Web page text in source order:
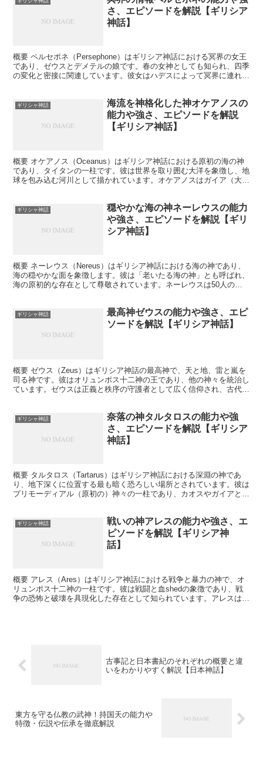
さ、エピソードを解説【ギリシア
神話】
概要 ペルセポネ（Persephone）はギリシア神話における冥界の女王
であり、ゼウスとデメテルの娘です。春の女神としても知られ、四季
の変化と密接に関連しています。彼女はハデスによって冥界に連れ去
ギリシャ神話
海流を神格化した神オケアノスの
能力や強さ、エピソードを解説
【ギリシア神話】
概要 オケアノス（Oceanus）はギリシア神話における原初の海の神
であり、タイタンの一柱です。彼は世界を取り囲む大洋を象徴し、地
球を包み込む河川として描かれています。オケアノスはガイア（大
ギリシャ神話
穏やかな海の神ネーレウスの能力
や強さ、エピソードを解説【ギリ
シア神話】
概要 ネーレウス（Nereus）はギリシア神話における海の神であり、
海の穏やかな面を象徴します。彼は「老いたる海の神」とも呼ばれ、
海の原初的な存在として尊敬されています。ネーレウスは50人の美
ギリシャ神話
最高神ゼウスの能力や強さ、エピ
ソードを解説【ギリシア神話】
概要 ゼウス（Zeus）はギリシア神話の最高神で、天と地、雷と嵐を
司る神です。彼はオリュンポス十二神の王であり、他の神々を統治し
ています。ゼウスは正義と秩序の守護者として広く信仰され、古代ギ
ギリシャ神話
奈落の神タルタロスの能力や強
さ、エピソードを解説【ギリシア
神話】
概要 タルタロス（Tartarus）はギリシア神話における深淵の神であ
り、地下深くに位置する最も暗く恐ろしい場所とされています。彼は
プリモーディアル（原初の）神々の一柱であり、カオスやガイアと同
ギリシャ神話
戦いの神アレスの能力や強さ、エ
ピソードを解説【ギリシア神
話】
概要 アレス（Ares）はギリシア神話における戦争と暴力の神で、オ
リュンポス十二神の一柱です。彼は戦闘と血shedの象徴であり、戦
争の恐怖と破壊を具現化した存在として知られています。アレスはロ
古事記と日本書紀のそれぞれの概要と違
いをわかりやすく解説【日本神話】
東方を守る仏教の武神！持国天の能力や
特徴・伝説や伝承を徹底解説